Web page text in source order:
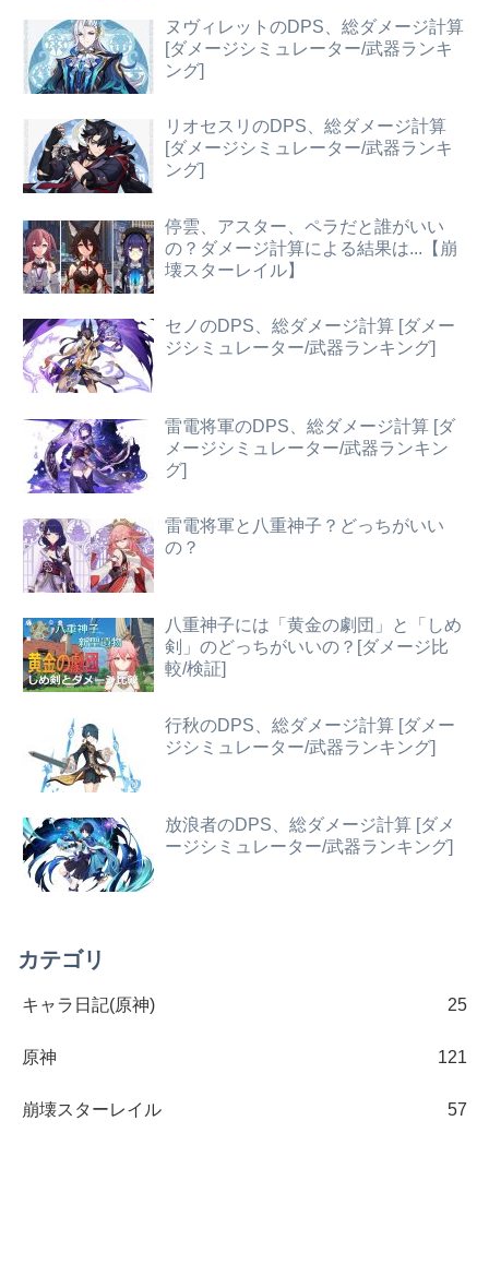
ヌヴィレットのDPS、総ダメージ計算
[ダメージシミュレーター/武器ランキ
ング]
リオセスリのDPS、総ダメージ計算
[ダメージシミュレーター/武器ランキ
ング]
停雲、アスター、ペラだと誰がいい
の？ダメージ計算による結果は...【崩
壊スターレイル】
セノのDPS、総ダメージ計算 [ダメー
ジシミュレーター/武器ランキング]
雷電将軍のDPS、総ダメージ計算 [ダ
メージシミュレーター/武器ランキン
グ]
雷電将軍と八重神子？どっちがいい
の？
八重神子には「黄金の劇団」と「しめ
剣」のどっちがいいの？[ダメージ比
較/検証]
行秋のDPS、総ダメージ計算 [ダメー
ジシミュレーター/武器ランキング]
放浪者のDPS、総ダメージ計算 [ダメ
ージシミュレーター/武器ランキング]
カテゴリ
キャラ日記(原神) 25
原神 121
崩壊スターレイル 57